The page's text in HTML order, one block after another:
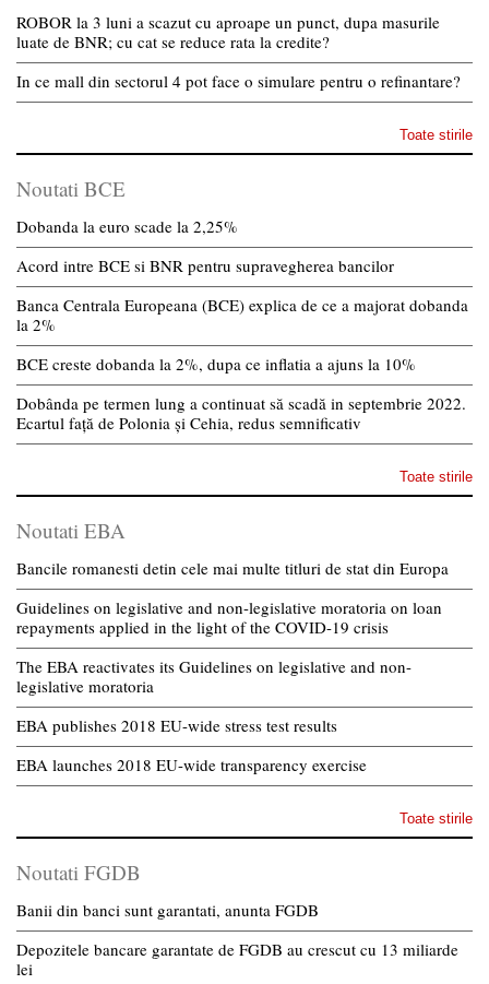
ROBOR la 3 luni a scazut cu aproape un punct, dupa masurile
luate de BNR; cu cat se reduce rata la credite?
In ce mall din sectorul 4 pot face o simulare pentru o refinantare?
Toate stirile
Noutati BCE
Dobanda la euro scade la 2,25%
Acord intre BCE si BNR pentru supravegherea bancilor
Banca Centrala Europeana (BCE) explica de ce a majorat dobanda
la 2%
BCE creste dobanda la 2%, dupa ce inflatia a ajuns la 10%
Dobânda pe termen lung a continuat să scadă in septembrie 2022.
Ecartul față de Polonia și Cehia, redus semnificativ
Toate stirile
Noutati EBA
Bancile romanesti detin cele mai multe titluri de stat din Europa
Guidelines on legislative and non-legislative moratoria on loan
repayments applied in the light of the COVID-19 crisis
The EBA reactivates its Guidelines on legislative and non-
legislative moratoria
EBA publishes 2018 EU-wide stress test results
EBA launches 2018 EU-wide transparency exercise
Toate stirile
Noutati FGDB
Banii din banci sunt garantati, anunta FGDB
Depozitele bancare garantate de FGDB au crescut cu 13 miliarde
lei